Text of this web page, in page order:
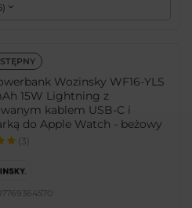
)
Wozinsky WF16-YLS
15W Lightning z
kablem USB-C i
do Apple Watch - beżowy
(3)